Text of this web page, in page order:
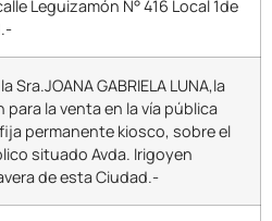
Leguizamón N° 416 Local 1de
Sra.JOANA GABRIELA LUNA,la
la venta en la vía pública
permanente kiosco, sobre el
situado Avda. Irigoyen
de esta Ciudad.-